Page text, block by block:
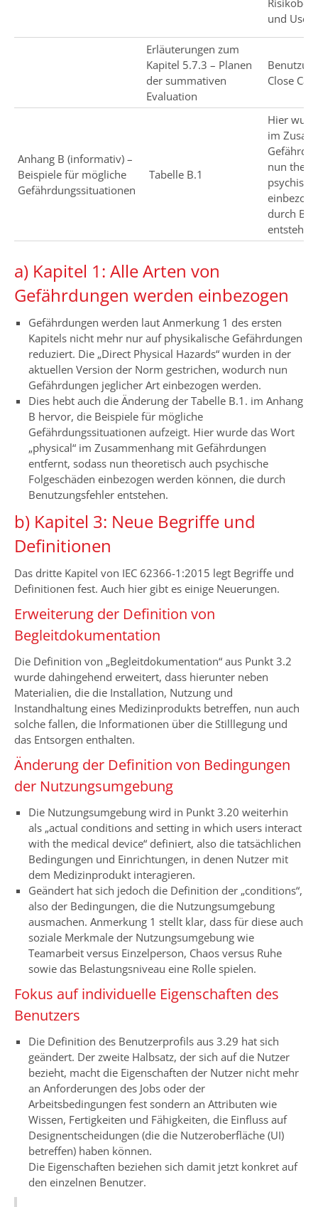
und
Erläuterungen zum
Kapitel 5.7.3 – Planen
der summativen
Evaluation
Close
Anhang B (informativ) –
Beispiele für mögliche
Gefährdungssituationen
Tabelle B.1
Hier
im
nun
durch
entstehen.
a) Kapitel 1: Alle Arten von
Gefährdungen werden einbezogen
Gefährdungen werden laut Anmerkung 1 des ersten
Kapitels nicht mehr nur auf physikalische Gefährdungen
reduziert. Die „Direct Physical Hazards“ wurden in der
aktuellen Version der Norm gestrichen, wodurch nun
Gefährdungen jeglicher Art einbezogen werden.
Dies hebt auch die Änderung der Tabelle B.1. im Anhang
B hervor, die Beispiele für mögliche
Gefährdungssituationen aufzeigt. Hier wurde das Wort
„physical“ im Zusammenhang mit Gefährdungen
entfernt, sodass nun theoretisch auch psychische
Folgeschäden einbezogen werden können, die durch
Benutzungsfehler entstehen.
b) Kapitel 3: Neue Begriffe und
Definitionen
Das dritte Kapitel von IEC 62366-1:2015 legt Begriffe und
Definitionen fest. Auch hier gibt es einige Neuerungen.
Erweiterung der Definition von
Begleitdokumentation
Die Definition von „Begleitdokumentation“ aus Punkt 3.2
wurde dahingehend erweitert, dass hierunter neben
Materialien, die die Installation, Nutzung und
Instandhaltung eines Medizinprodukts betreffen, nun auch
solche fallen, die Informationen über die Stilllegung und
das Entsorgen enthalten.
Änderung der Definition von Bedingungen
der Nutzungsumgebung
Die Nutzungsumgebung wird in Punkt 3.20 weiterhin
als „actual conditions and setting in which users interact
with the medical device“ definiert, also die tatsächlichen
Bedingungen und Einrichtungen, in denen Nutzer mit
dem Medizinprodukt interagieren.
Geändert hat sich jedoch die Definition der „conditions“,
also der Bedingungen, die die Nutzungsumgebung
ausmachen. Anmerkung 1 stellt klar, dass für diese auch
soziale Merkmale der Nutzungsumgebung wie
Teamarbeit versus Einzelperson, Chaos versus Ruhe
sowie das Belastungsniveau eine Rolle spielen.
Fokus auf individuelle Eigenschaften des
Benutzers
Die Definition des Benutzerprofils aus 3.29 hat sich
geändert. Der zweite Halbsatz, der sich auf die Nutzer
bezieht, macht die Eigenschaften der Nutzer nicht mehr
an Anforderungen des Jobs oder der
Arbeitsbedingungen fest sondern an Attributen wie
Wissen, Fertigkeiten und Fähigkeiten, die Einfluss auf
Designentscheidungen (die die Nutzeroberfläche (UI)
betreffen) haben können.
Die Eigenschaften beziehen sich damit jetzt konkret auf
den einzelnen Benutzer.